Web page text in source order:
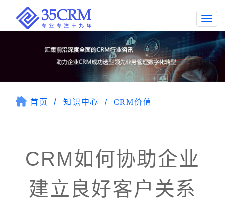
首页 知识中心 CRM价值
CRM如何协助企业
建立良好客户关系